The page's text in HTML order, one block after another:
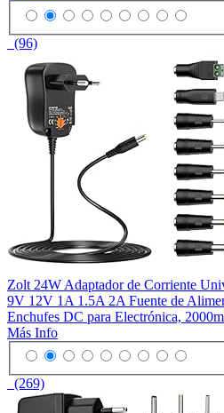
(96)
Zolt 24W Adaptador de Corriente
9V 12V 1A 1.5A 2A Fuente de
Enchufes DC para Electrónica,
Más Info
(269)